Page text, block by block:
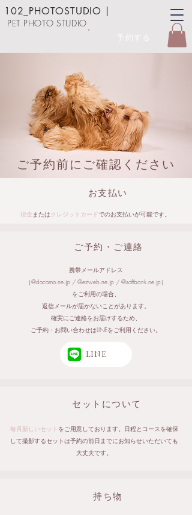
PET PHOTO STUDIO
102_PHOTOSTUDIO
予約する
ご予約前にご確認ください
お支払い
現金 またはクレジットカードでのお支払いが可能です。
ご予約・ご連絡
携帯メールアドレス
（@docomo.ne.jp / @ezweb.ne.jp / @softbank.ne.jp）
をご利用の場合、
返信メールが届かないことがあります。
確実にご連絡をお届けするため、
ご予約・お問い合わせはLINEをご利用ください。
LINE
セットについて
毎月新しいセット をご用意しております。日程とコースを確保
して撮影するセットは予約の前日までにお知らせいただいても
大丈夫です。
持ち物